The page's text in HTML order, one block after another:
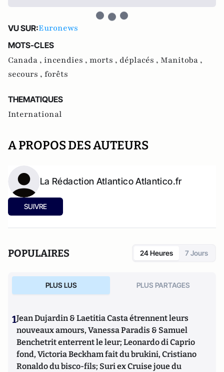
VU SUR:Euronews
MOTS-CLES
Canada , incendies , morts , déplacés , Manitoba ,
secours , forêts
THEMATIQUES
International
A PROPOS DES AUTEURS
La Rédaction Atlantico Atlantico.fr
SUIVRE
POPULAIRES 24 Heures 7 Jours
PLUS LUS PLUS PARTAGES
1Jean Dujardin & Laetitia Casta étrennent leurs
nouveaux amours, Vanessa Paradis & Samuel
Benchetrit enterrent le leur; Leonardo di Caprio
fond, Victoria Beckham fait du brukini, Cristiano
Ronaldo du bisco-fils; Suri ex Cruise joue du